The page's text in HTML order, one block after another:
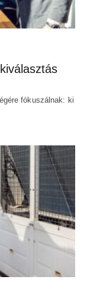
fókuszálnak: ki